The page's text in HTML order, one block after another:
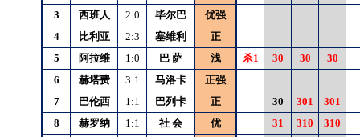
3
西班人 2:0 毕尔巴
优强
4
比利亚 2:3 塞维利
正
5
阿拉维 1:0 巴 萨 浅 杀1 30 30
30
6
赫塔费 3:1 马洛卡
正强
7
巴伦西 1:1 巴列卡 正 30 301
301
8
赫罗纳 1:1 社 会 优 31 310
310